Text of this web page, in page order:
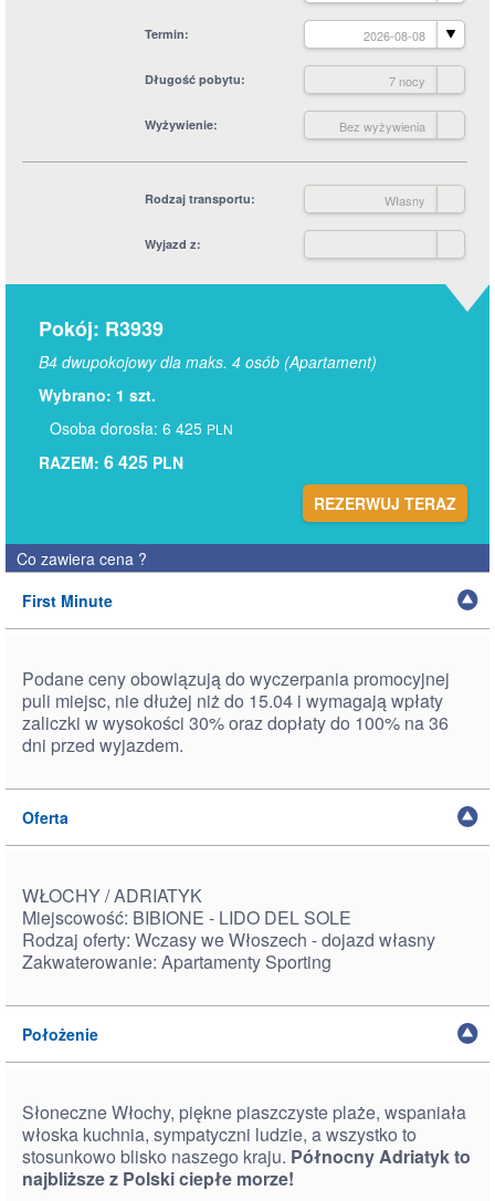
Termin 2026-08-08
Długość pobytu 7 nocy
Wyżywienie Bez wyżywienia
Rodzaj transportu Własny
Wyjazd z
Pokój: R3939
B4 dwupokojowy dla maks. 4 osób (Apartament)
Wybrano: 1 szt.
Osoba dorosła: 6 425 PLN
RAZEM: 6 425 PLN
REZERWUJ TERAZ
Co zawiera cena ?
First Minute
Podane ceny obowiązują do wyczerpania promocyjnej
puli miejsc, nie dłużej niż do 15.04 i wymagają wpłaty
zaliczki w wysokości 30% oraz dopłaty do 100% na 36
dni przed wyjazdem.
Oferta
WŁOCHY / ADRIATYK
Miejscowość: BIBIONE - LIDO DEL SOLE
Rodzaj oferty: Wczasy we Włoszech - dojazd własny
Zakwaterowanie: Apartamenty Sporting
Położenie
Słoneczne Włochy, piękne piaszczyste plaże, wspaniała
włoska kuchnia, sympatyczni ludzie, a wszystko to
stosunkowo blisko naszego kraju. Północny Adriatyk to
najbliższe z Polski ciepłe morze!